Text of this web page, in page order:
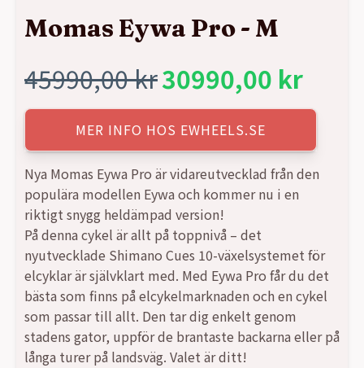
Momas Eywa Pro - M
45990,00kr
Det
ursprungliga
priset
var:
45990,00 kr.
30990,00 kr
Det
nuvarande
priset
är:
30990,00 kr.
MER INFO HOS EWHEELS.SE
Nya Momas Eywa Pro är vidareutvecklad från den
populära modellen Eywa och kommer nu i en
riktigt snygg heldämpad version!
På denna cykel är allt på toppnivå – det
nyutvecklade Shimano Cues 10-växelsystemet för
elcyklar är självklart med. Med Eywa Pro får du det
bästa som finns på elcykelmarknaden och en cykel
som passar till allt. Den tar dig enkelt genom
stadens gator, uppför de brantaste backarna eller på
långa turer på landsväg. Valet är ditt!